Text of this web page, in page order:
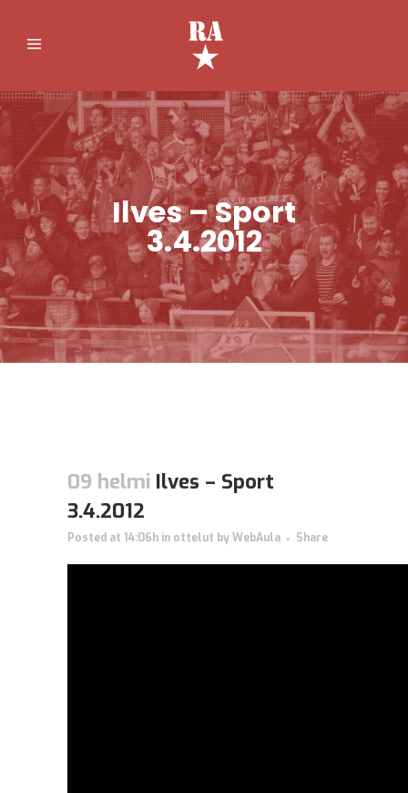
Ilves – Sport
3.4.2012
09 helmi Ilves – Sport
3.4.2012
Posted at 14:06h in ottelut byWebAula Share